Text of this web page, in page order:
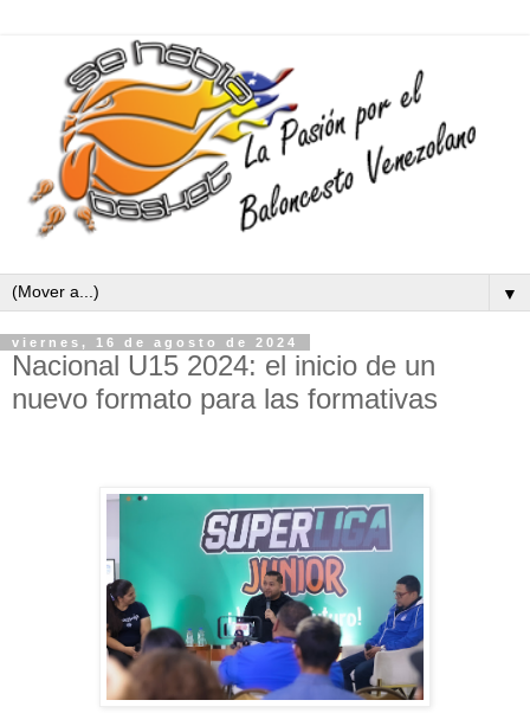
▼
viernes, 16 de agosto de 2024
Nacional U15 2024: el inicio de un
nuevo formato para las formativas